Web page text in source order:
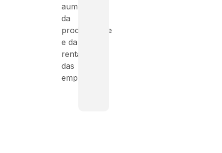
aumento
da
produtividade
e da
rentabilidade
das
empresas.